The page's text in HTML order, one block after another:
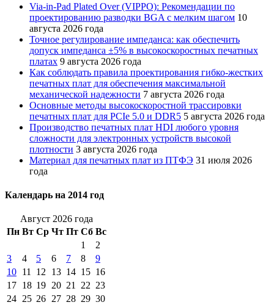
Via-in-Pad Plated Over (VIPPO): Рекомендации по
проектированию разводки BGA с мелким шагом 10
августа 2026 года
Точное регулирование импеданса: как обеспечить
допуск импеданса ±5% в высокоскоростных печатных
платах 9 августа 2026 года
Как соблюдать правила проектирования гибко-жестких
печатных плат для обеспечения максимальной
механической надежности 7 августа 2026 года
Основные методы высокоскоростной трассировки
печатных плат для PCIe 5.0 и DDR5 5 августа 2026 года
Производство печатных плат HDI любого уровня
сложности для электронных устройств высокой
плотности 3 августа 2026 года
Материал для печатных плат из ПТФЭ 31 июля 2026
года
Календарь на 2014 год
Август 2026 года
Пн Вт Ср Чт Пт Сб Вс
1
2
3
4 5 6 7 8
9
10 11 12 13 14 15 16
17 18 19 20 21 22 23
24 25 26 27 28 29 30